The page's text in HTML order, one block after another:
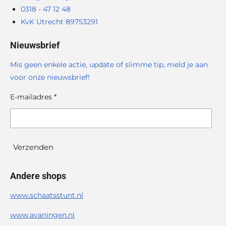
0318 - 47 12 48
KvK Utrecht 89753291
Nieuwsbrief
Mis geen enkele actie, update of slimme tip, meld je aan
voor onze nieuwsbrief!
E-mailadres *
Verzenden
Andere shops
www.schaatsstunt.nl
www.avaningen.nl